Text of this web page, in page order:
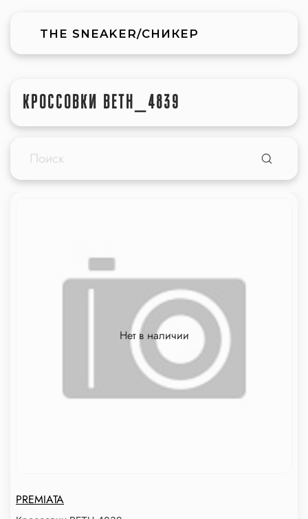
THE SNEAKER/СНИКЕР
КРОССОВКИ BETH_4839
Нет в наличии
PREMIATA